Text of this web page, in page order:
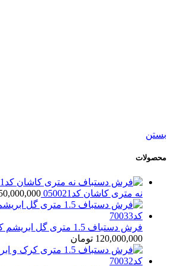
بستن
محصولات
نه متری کاشان کد050021
فرش دستباف 1.5 متری گل ابریشم کاشان (جفت) کد70033
120,000,000 تومان